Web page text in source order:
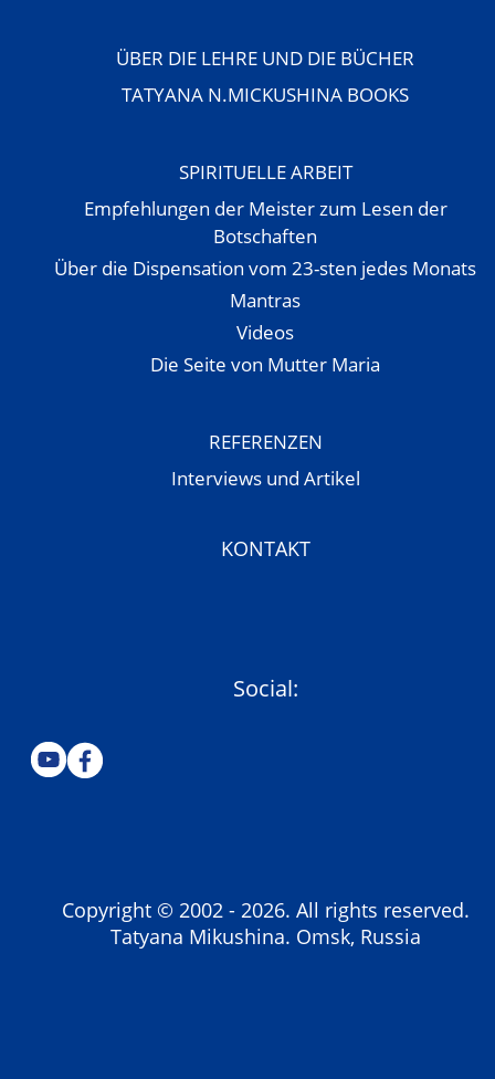
ÜBER DIE LEHRE UND DIE BÜCHER
TATYANA N.MICKUSHINA BOOKS
SPIRITUELLE ARBEIT
Empfehlungen der Meister zum Lesen der
Botschaften
Über die Dispensation vom 23-sten jedes Monats
Mantras
Videos
Die Seite von Mutter Maria
REFERENZEN
Interviews und Artikel
KONTAKT
Social:
Copyright © 2002 - 2026. All rights reserved.
Tatyana Mikushina. Omsk, Russia